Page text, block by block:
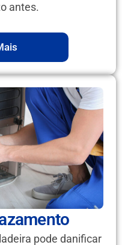
antes.
pode danificar